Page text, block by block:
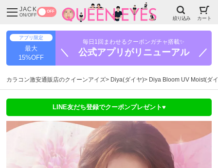
JACK
ON/OFF
OFF
絞り込み カート
アプリ限定
最大
15%OFF
毎日1回まわせるクーポンガチャ搭載✨
＼ 公式アプリがリニューアル ／
カラコン激安通販店のクイーンアイズ Diya(ダイヤ) Diya Bloom UV Moist(ダ
LINE友だち登録でクーポンプレゼント♥